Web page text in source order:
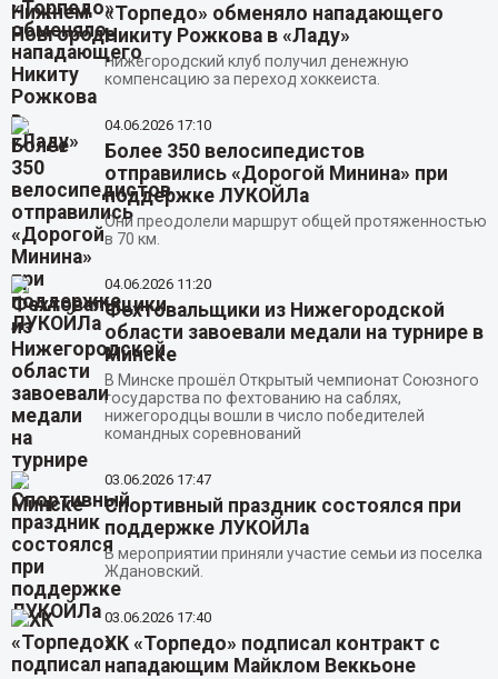
«Торпедо» обменяло нападающего
Никиту Рожкова в «Ладу»
Нижегородский клуб получил денежную
компенсацию за переход хоккеиста.
04.06.2026 17:10
Более 350 велосипедистов
отправились «Дорогой Минина» при
поддержке ЛУКОЙЛа
Они преодолели маршрут общей протяженностью
в 70 км.
04.06.2026 11:20
Фехтовальщики из Нижегородской
области завоевали медали на турнире в
Минске
В Минске прошёл Открытый чемпионат Союзного
государства по фехтованию на саблях,
нижегородцы вошли в число победителей
командных соревнований
03.06.2026 17:47
Спортивный праздник состоялся при
поддержке ЛУКОЙЛа
В мероприятии приняли участие семьи из поселка
Ждановский.
03.06.2026 17:40
ХК «Торпедо» подписал контракт с
нападающим Майклом Веккьоне